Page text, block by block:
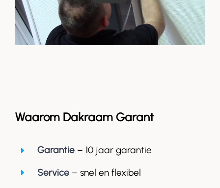
Waarom Dakraam Garant
Garantie– 10 jaar garantie
Service – snel en flexibel